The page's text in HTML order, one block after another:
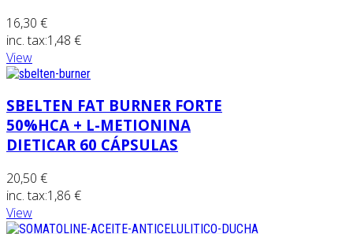
16,30 €
inc. tax:1,48 €
View
SBELTEN FAT BURNER FORTE
50%HCA + L-METIONINA
DIETICAR 60 CÁPSULAS
20,50 €
inc. tax:1,86 €
View